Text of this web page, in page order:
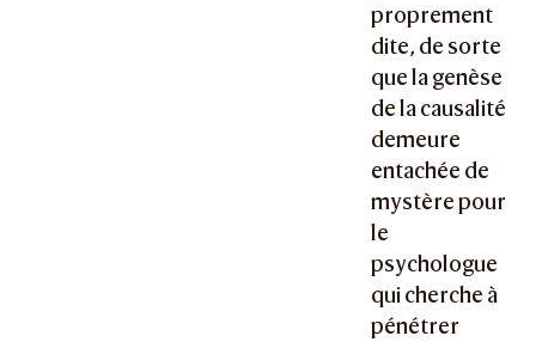
proprement
dite, de sorte
que la genèse
de la causalité
demeure
entachée de
mystère pour
le
psychologue
qui cherche à
pénétrer